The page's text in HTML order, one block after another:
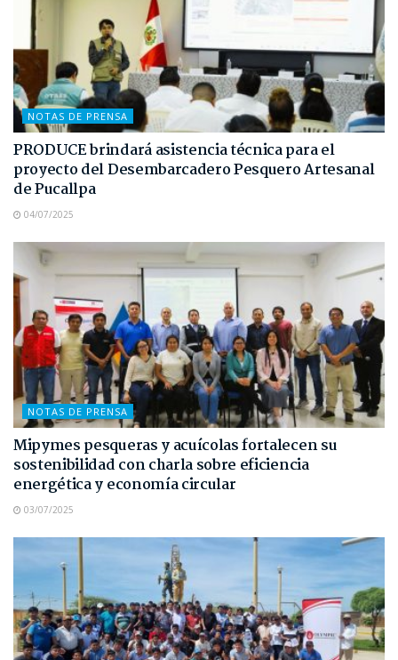
NOTAS DE PRENSA
PRODUCE brindará asistencia técnica para el
proyecto del Desembarcadero Pesquero Artesanal
de Pucallpa
04/07/2025
NOTAS DE PRENSA
Mipymes pesqueras y acuícolas fortalecen su
sostenibilidad con charla sobre eficiencia
energética y economía circular
03/07/2025